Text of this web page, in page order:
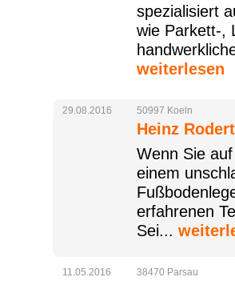
spezialisiert
wie Parkett-,
weiterlesen
29.08.2016 50997 Koeln
Heinz
Wenn Sie
einem
erfahrenen
Sei...
11.05.2016 38470 Parsau